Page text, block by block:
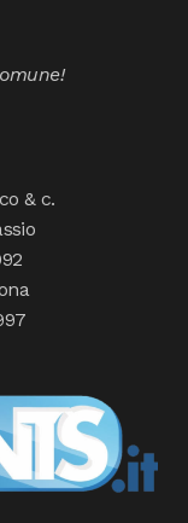
& c.